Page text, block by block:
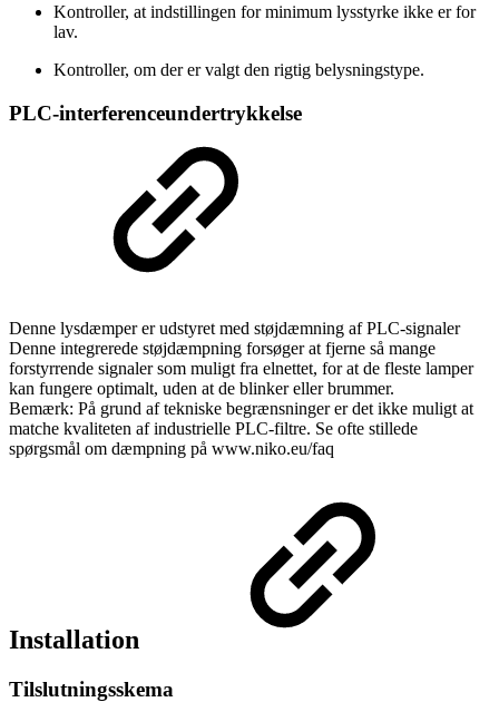
Kontroller, at indstillingen for minimum lysstyrke ikke er for
lav.
Kontroller, om der er valgt den rigtig belysningstype.
PLC-interferenceundertrykkelse
Denne lysdæmper er udstyret med støjdæmning af PLC-signaler
Denne integrerede støjdæmpning forsøger at fjerne så mange
forstyrrende signaler som muligt fra elnettet, for at de fleste lamper
kan fungere optimalt, uden at de blinker eller brummer.
Bemærk: På grund af tekniske begrænsninger er det ikke muligt at
matche kvaliteten af industrielle PLC-filtre. Se ofte stillede
spørgsmål om dæmpning på www.niko.eu/faq
Installation
Tilslutningsskema